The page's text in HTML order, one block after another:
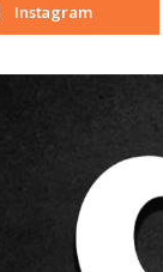
Instagram